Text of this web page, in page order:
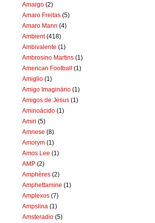
Amargo (2)
Amaro Freitas (5)
Amaro Mann (4)
Ambient (418)
Ambivalente (1)
Ambrosino Martins (1)
American Football (1)
Amiglio (1)
Amigo Imaginário (1)
Amigos de Jesus (1)
Aminoácido (1)
Amiri (5)
Amnese (8)
Amorym (1)
Amos Lee (1)
AMP (2)
Amphères (2)
Amphettamine (1)
Amplexos (7)
Ampslina (1)
Amsteradio (5)